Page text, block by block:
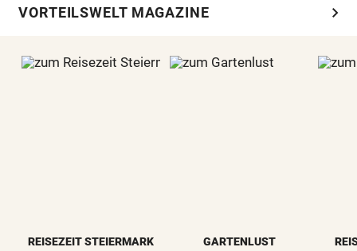
VORTEILSWELT MAGAZINE chevron_right
REISEZEIT STEIERMARK GARTENLUST